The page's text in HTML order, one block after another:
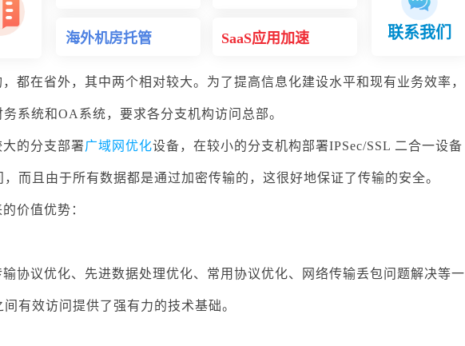
海外机房托管 SaaS应用加速 联系我们
都在省外，其中两个相对较大。为了提高信息化建设水平和现有业务效率，
系统和OA系统，要求各分支机构访问总部。
的分支部署广域网优化设备，在较小的分支机构部署IPSec/SSL 二合一设备
而且由于所有数据都是通过加密传输的，这很好地保证了传输的安全。
价值优势：
协议优化、先进数据处理优化、常用协议优化、网络传输丢包问题解决等一
有效访问提供了强有力的技术基础。